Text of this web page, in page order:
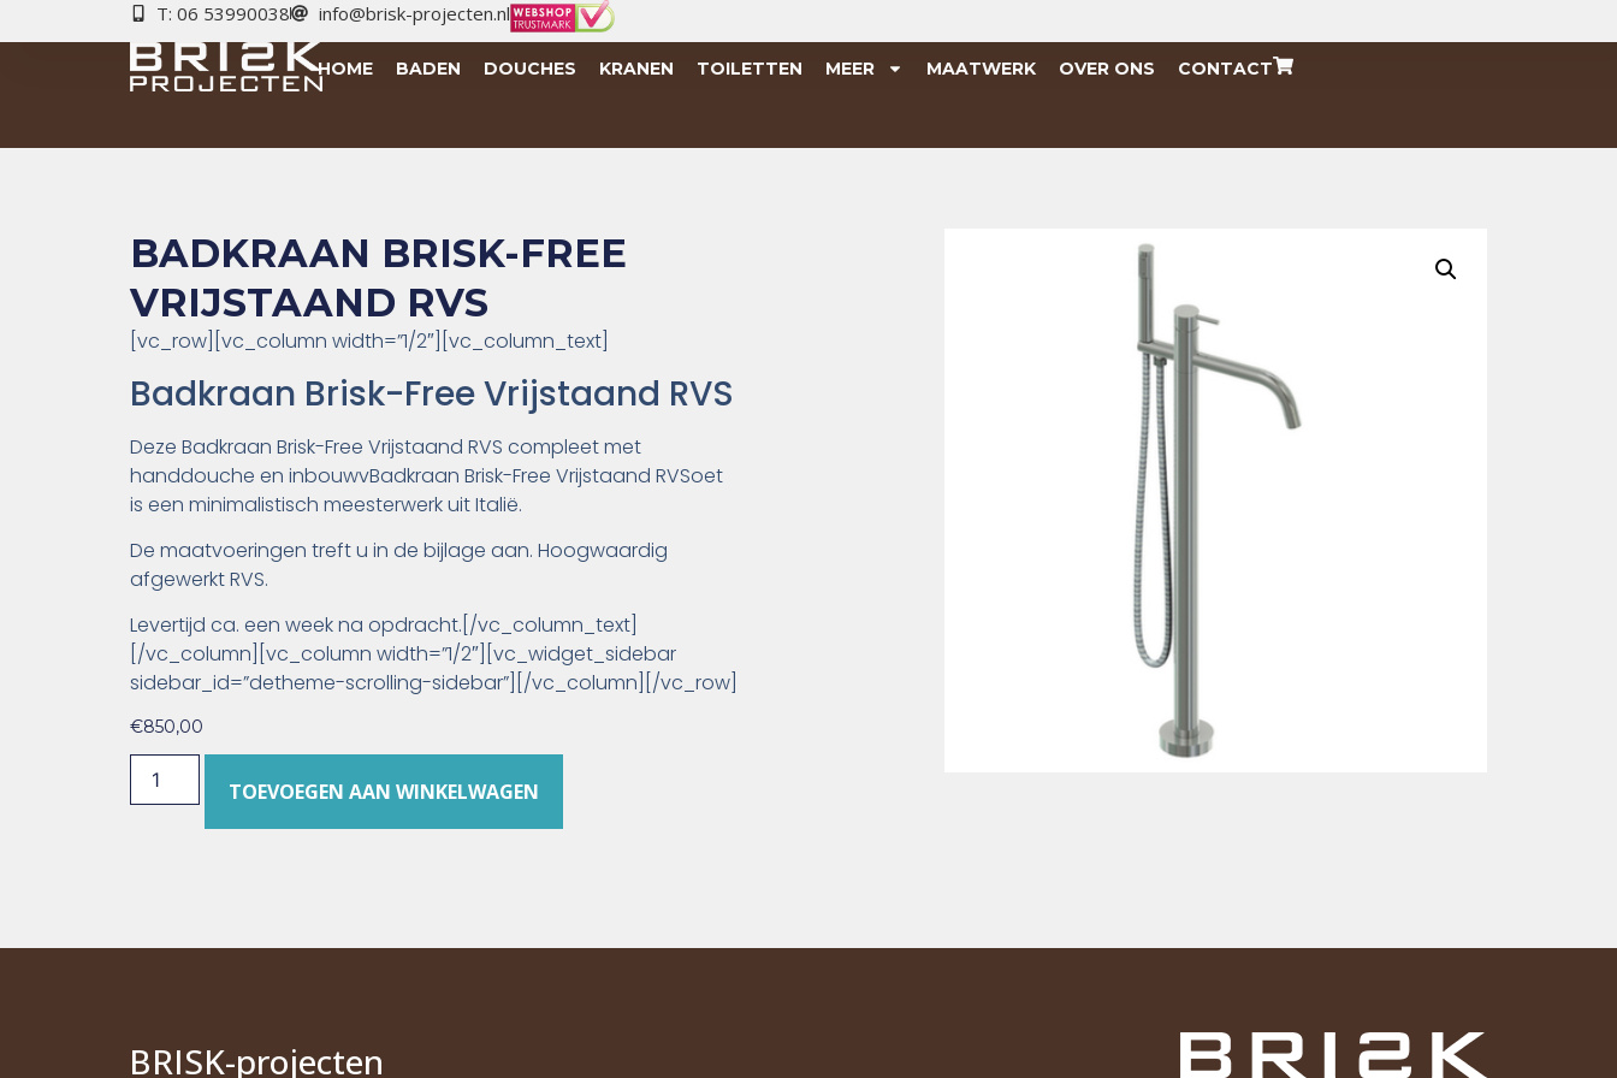
T: 06 53990038 info@brisk-projecten.nl
HOME BADEN DOUCHES KRANEN TOILETTEN MEER MAATWERK OVER ONS CONTACT
BADKRAAN BRISK-FREE
VRIJSTAAND RVS
[vc_row][vc_column width=”1/2″][vc_column_text]
Badkraan Brisk-Free Vrijstaand RVS
Deze Badkraan Brisk-Free Vrijstaand RVS compleet met
handdouche en inbouwvBadkraan Brisk-Free Vrijstaand RVSoet
is een minimalistisch meesterwerk uit Italië.
De maatvoeringen treft u in de bijlage aan. Hoogwaardig
afgewerkt RVS.
Levertijd ca. een week na opdracht.[/vc_column_text]
[/vc_column][vc_column width=”1/2″][vc_widget_sidebar
sidebar_id=”detheme-scrolling-sidebar”][/vc_column][/vc_row]
€850,00
TOEVOEGEN AAN WINKELWAGEN
BRISK-projecten